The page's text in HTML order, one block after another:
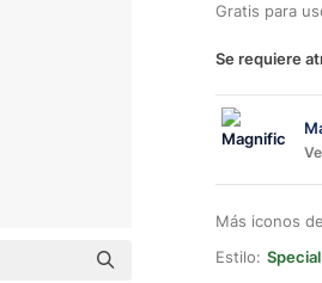
Gratis para
Se requiere
Más iconos
Estilo: